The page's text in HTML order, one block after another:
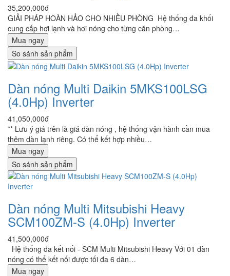
35,200,000đ
GIẢI PHÁP HOÀN HẢO CHO NHIỀU PHÒNG Hệ thống đa khối
cung cấp hơi lạnh và hơi nóng cho từng căn phòng…
Mua ngay
So sánh sản phẩm
Dàn nóng Multi Daikin 5MKS100LSG
(4.0Hp) Inverter
41,050,000đ
** Lưu ý giá trên là giá dàn nóng , hệ thống vận hành cần mua
thêm dàn lạnh riêng. Có thể kết hợp nhiều…
Mua ngay
So sánh sản phẩm
Dàn nóng Multi Mitsubishi Heavy
SCM100ZM-S (4.0Hp) Inverter
41,500,000đ
Hệ thống đa kết nối - SCM Multi Mitsubishi Heavy Với 01 dàn
nóng có thể kết nối được tối đa 6 dàn…
Mua ngay